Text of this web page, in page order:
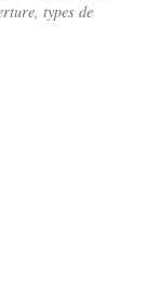
types de